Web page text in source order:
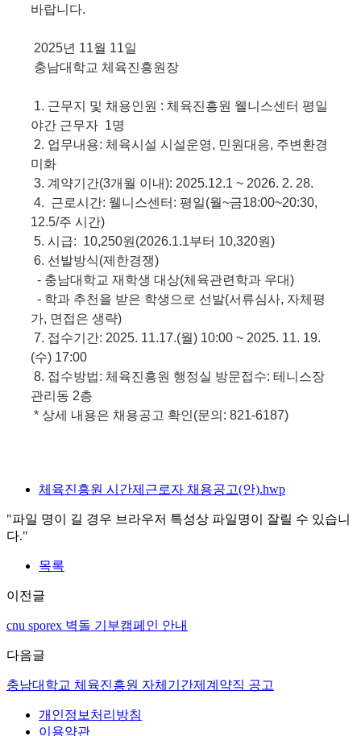
바랍니다.
2025년 11월 11일
충남대학교 체육진흥원장
1. 근무지 및 채용인원 : 체육진흥원 웰니스센터 평일
야간 근무자 1명
2. 업무내용: 체육시설 시설운영, 민원대응, 주변환경
미화
3. 계약기간(3개월 이내): 2025.12.1 ~ 2026. 2. 28.
4. 근로시간: 웰니스센터: 평일(월~금18:00~20:30,
12.5/주 시간)
5. 시급: 10,250원(2026.1.1부터 10,320원)
6. 선발방식(제한경쟁)
- 충남대학교 재학생 대상(체육관련학과 우대)
- 학과 추천을 받은 학생으로 선발(서류심사, 자체평
가, 면접은 생략)
7. 접수기간: 2025. 11.17.(월) 10:00 ~ 2025. 11. 19.
(수) 17:00
8. 접수방법: 체육진흥원 행정실 방문접수: 테니스장
관리동 2층
* 상세 내용은 채용공고 확인(문의: 821-6187)
체육진흥원 시간제근로자 채용공고(안).hwp
"파일 명이 길 경우 브라우저 특성상 파일명이 잘릴 수 있습니
다."
목록
이전글
cnu sporex 벽돌 기부캠페인 안내
다음글
충남대학교 체육진흥원 자체기간제계약직 공고
개인정보처리방침
이용약관